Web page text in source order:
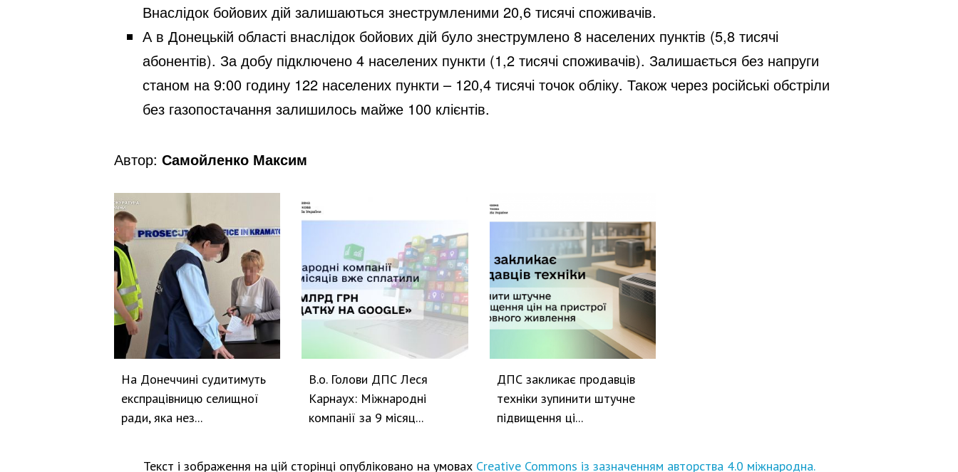
Внаслідок бойових дій залишаються знеструмленими 20,6 тисячі споживачів.
А в Донецькій області внаслідок бойових дій було знеструмлено 8 населених пунктів (5,8 тисячі
абонентів). За добу підключено 4 населених пункти (1,2 тисячі споживачів). Залишається без напруги
станом на 9:00 годину 122 населених пункти – 120,4 тисячі точок обліку. Також через російські обстріли
без газопостачання залишилось майже 100 клієнтів.
Автор: Самойленко Максим
На Донеччині судитимуть
експрацівницю селищної
ради, яка нез...
В.о. Голови ДПС Леся
Карнаух: Міжнародні
компанії за 9 місяц...
ДПС закликає продавців
техніки зупинити штучне
підвищення ці...
Текст і зображення на цій сторінці опубліковано на умовах Creative Commons із зазначенням авторства 4.0 міжнародна.